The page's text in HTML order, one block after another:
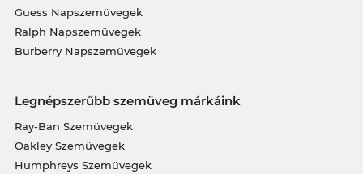
Guess Napszemüvegek
Ralph Napszemüvegek
Burberry Napszemüvegek
Legnépszerűbb szemüveg márkáink
Ray-Ban Szemüvegek
Oakley Szemüvegek
Humphreys Szemüvegek